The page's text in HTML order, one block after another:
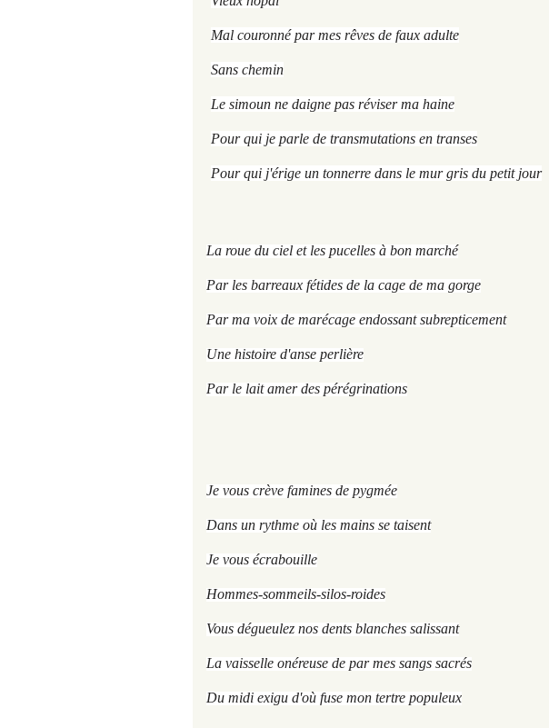
Mal couronné par mes rêves de faux adulte
Sans chemin
Le simoun ne daigne pas réviser ma haine
Pour qui je parle de transmutations en transes
Pour qui j'érige un tonnerre dans le mur gris du petit jour
La roue du ciel et les pucelles à bon marché
Par les barreaux fétides de la cage de ma gorge
Par ma voix de marécage endossant subrepticement
Une histoire d'anse perlière
Par le lait amer des pérégrinations
Je vous crève famines de pygmée
Dans un rythme où les mains se taisent
Je vous écrabouille
Hommes-sommeils-silos-roides
Vous dégueulez nos dents blanches salissant
La vaisselle onéreuse de par mes sangs sacrés
Du midi exigu d'où fuse mon tertre populeux